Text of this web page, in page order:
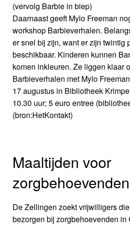
(vervolg Barbie in biep)
Daarnaast geeft Mylo Freeman
workshop Barbieverhalen.
er snel bij zijn, want er zijn twintig
beschikbaar. Kinderen kunnen
komen inkleuren. Ze liggen klaar
Barbieverhalen met Mylo
17 augustus in Bibliotheek
10.30 uur; 5 euro entree
(bron:HetKontakt)
Maaltijden voor
zorgbehoevenden
De Zellingen zoekt vrijwilligers
bezorgen bij zorgbehoevenden in